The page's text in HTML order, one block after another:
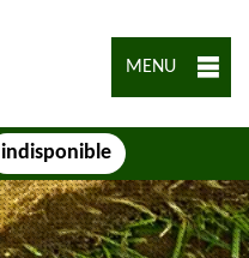
MENU
indisponible